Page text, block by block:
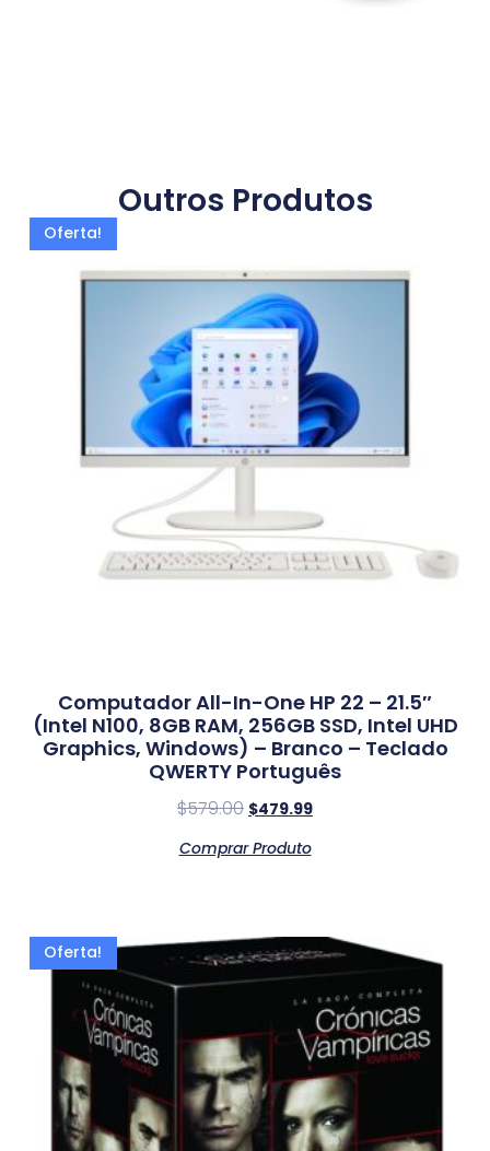
Outros Produtos
Oferta!
Computador All-In-One HP 22 – 21.5″
(Intel N100, 8GB RAM, 256GB SSD, Intel UHD
Graphics, Windows) – Branco – Teclado
QWERTY Português
$579.00 $479.99
Comprar Produto
Oferta!